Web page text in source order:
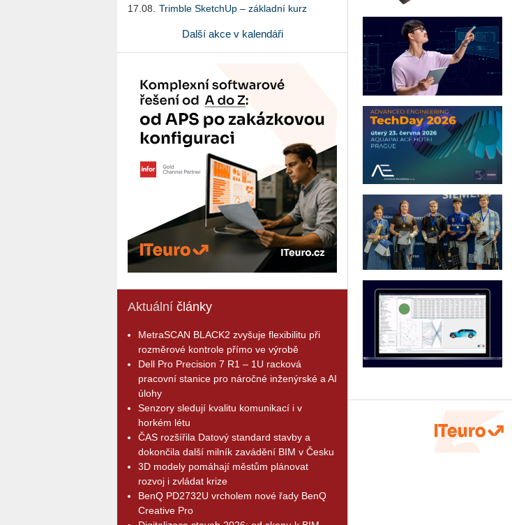
17.08.
Trimble SketchUp – základní kurz
Další akce v kalendáři
Aktuální články
MetraSCAN BLACK2 zvyšuje flexibilitu při
rozměrové kontrole přímo ve výrobě
Dell Pro Precision 7 R1 – 1U racková
pracovní stanice pro náročné inženýrské a AI
úlohy
Senzory sledují kvalitu komunikací i v
horkém létu
ČAS rozšířila Datový standard stavby a
dokončila další milník zavádění BIM v Česku
3D modely pomáhají městům plánovat
rozvoj i zvládat krize
BenQ PD2732U vrcholem nové řady BenQ
Creative Pro